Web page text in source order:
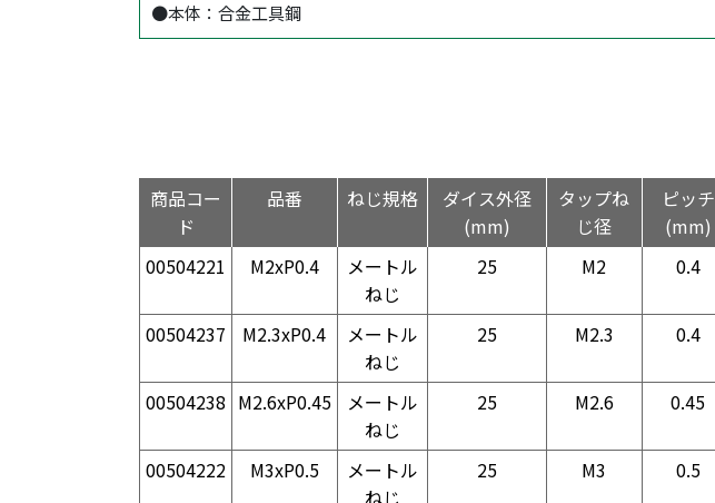
●本体：合金工具鋼
商品コー
ド
品番 ねじ規格
ダイス外径
(mm)
タップね
じ径
ピッチ
(mm)
00504221 M2xP0.4
メートル
ねじ
25 M2 0.4
00504237 M2.3xP0.4
メートル
ねじ
25 M2.3 0.4
00504238 M2.6xP0.45
メートル
ねじ
25 M2.6 0.45
00504222 M3xP0.5
メートル
ねじ
25 M3 0.5